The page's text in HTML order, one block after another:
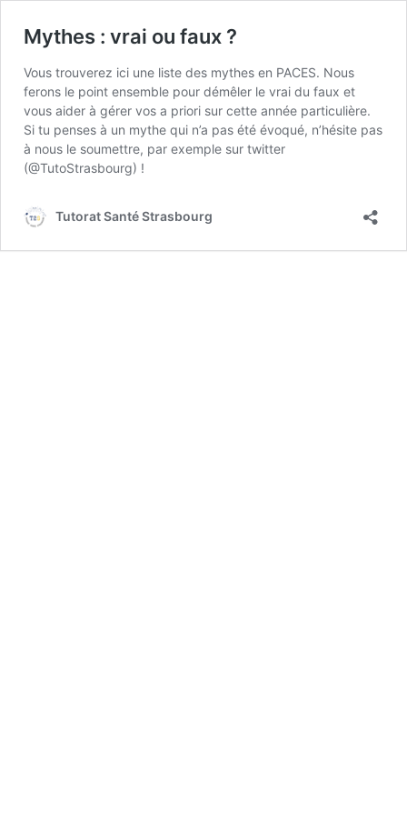
Mythes : vrai ou faux ?
Vous trouverez ici une liste des mythes en PACES. Nous
ferons le point ensemble pour démêler le vrai du faux et
vous aider à gérer vos a priori sur cette année particulière.
Si tu penses à un mythe qui n’a pas été évoqué, n’hésite pas
à nous le soumettre, par exemple sur twitter
(@TutoStrasbourg‏) !
Tutorat Santé Strasbourg